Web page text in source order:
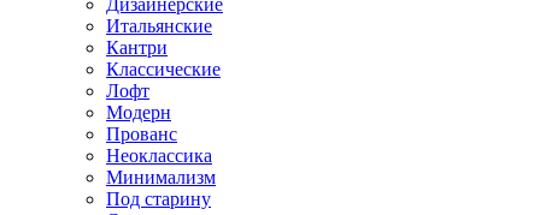
Дизайнерские
Итальянские
Кантри
Классические
Лофт
Модерн
Прованс
Неоклассика
Минимализм
Под старину